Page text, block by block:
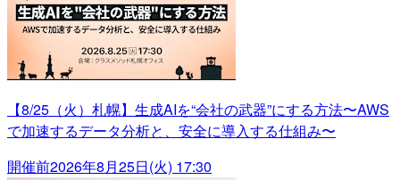
【8/25（火）札幌】生成AIを“会社の武器”にする方法〜AWS
で加速するデータ分析と、安全に導入する仕組み〜
開催前2026年8月25日(火) 17:30